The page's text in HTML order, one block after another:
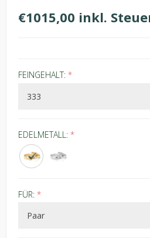
€1015,00 inkl.
FEINGEHALT: *
EDELMETALL: *
FÜR: *